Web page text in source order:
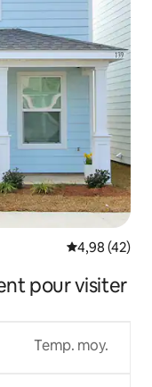
Évaluation
4,98 (42)
pour visiter
Temp. moy.